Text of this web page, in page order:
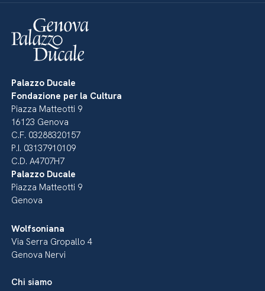
Palazzo Ducale
Fondazione per la Cultura
Piazza Matteotti 9
16123 Genova
C.F. 03288320157
P.I. 03137910109
C.D. A4707H7
Palazzo Ducale
Piazza Matteotti 9
Genova
Wolfsoniana
Via Serra Gropallo 4
Genova Nervi
Chi siamo